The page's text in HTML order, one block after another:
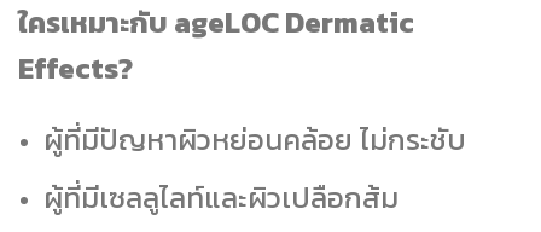
ใครเหมาะกับ ageLOC Dermatic
Effects?
ผู้ที่มีปัญหาผิวหย่อนคล้อย ไม่กระชับ
ผู้ที่มีเซลลูไลท์และผิวเปลือกส้ม